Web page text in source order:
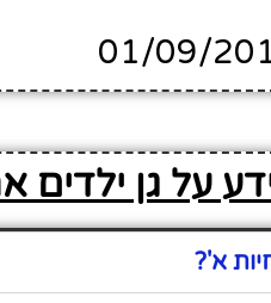
על גן ילדים
א'?